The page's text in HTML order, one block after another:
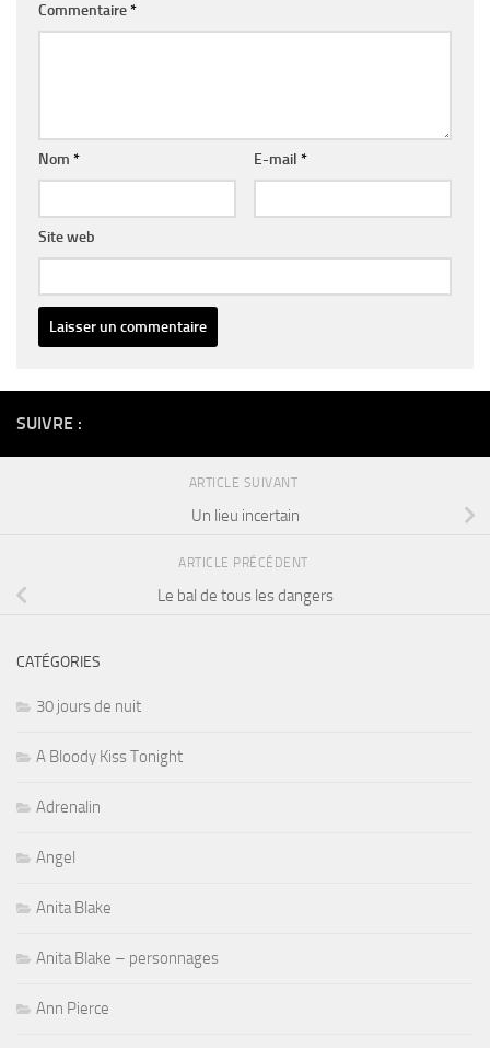
Commentaire*
Nom * E-mail *
Site web
SUIVRE :
ARTICLE SUIVANT
Un lieu incertain
ARTICLE PRÉCÉDENT
Le bal de tous les dangers
CATÉGORIES
30 jours de nuit
A Bloody Kiss Tonight
Adrenalin
Angel
Anita Blake
Anita Blake – personnages
Ann Pierce